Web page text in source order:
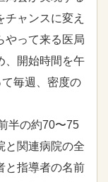
ャンスに変え
やって来る医局
、開始時間を午
毎週、密度の
半の約70〜75
と関連病院の全
と指導者の名前